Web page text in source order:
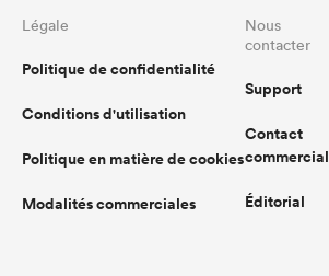
Légale
Politique de confidentialité
Conditions d'utilisation
Politique en matière de cookies
Modalités commerciales
Nous
contacter
Support
Contact
commercial
Éditorial